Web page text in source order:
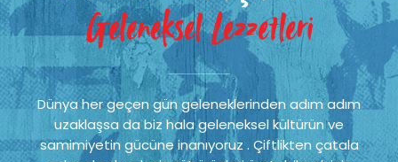
Geleneksel Lezzetleri
Dünya her geçen gün geleneklerinden adım adım
uzaklaşsa da biz hala geleneksel kültürün ve
samimiyetin gücüne inanıyoruz . Çiftlikten çatala